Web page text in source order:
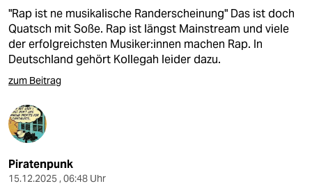
"Rap ist ne musikalische Randerscheinung" Das ist doch
Quatsch mit Soße. Rap ist längst Mainstream und viele
der erfolgreichsten Musiker:innen machen Rap. In
Deutschland gehört Kollegah leider dazu.
zum Beitrag
Piratenpunk
15.12.2025 , 06:48 Uhr